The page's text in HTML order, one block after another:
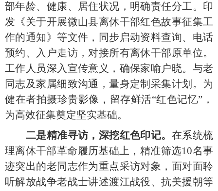
部年龄、健康、居住状况，明确责任分工。印
发《关于开展微山县离休干部红色故事征集工
作的通知》等文件，同步启动资料查询、电话
预约、入户走访，对接所有离休干部原单位。
工作人员深入宣传意义，确保家喻户晓。与老
同志及家属细致沟通，量身定制采集计划。为
健在者拍摄珍贵影像，留存鲜活“红色记忆”，
为高效征集奠定坚实基础。
二是精准寻访，深挖红色印记。 在系统梳
理离休干部革命履历基础上，精准筛选10名事
迹突出的老同志作为重点采访对象，面对面聆
听解放战争老战士讲述渡江战役、抗美援朝等